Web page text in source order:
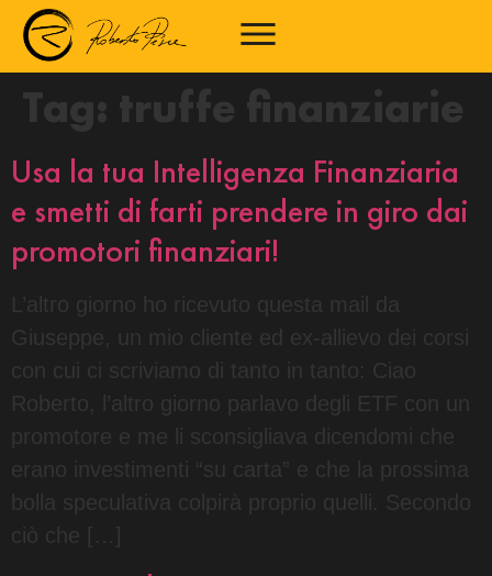
Tag: truffe finanziarie
Usa la tua Intelligenza Finanziaria
e smetti di farti prendere in giro dai
promotori finanziari!
L’altro giorno ho ricevuto questa mail da
Giuseppe, un mio cliente ed ex-allievo dei corsi
con cui ci scriviamo di tanto in tanto: Ciao
Roberto, l’altro giorno parlavo degli ETF con un
promotore e me li sconsigliava dicendomi che
erano investimenti “su carta” e che la prossima
bolla speculativa colpirà proprio quelli. Secondo